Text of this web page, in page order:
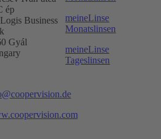
ép
Business
Gyál
meineLinse
Monatslinsen
meineLinse
Tageslinsen